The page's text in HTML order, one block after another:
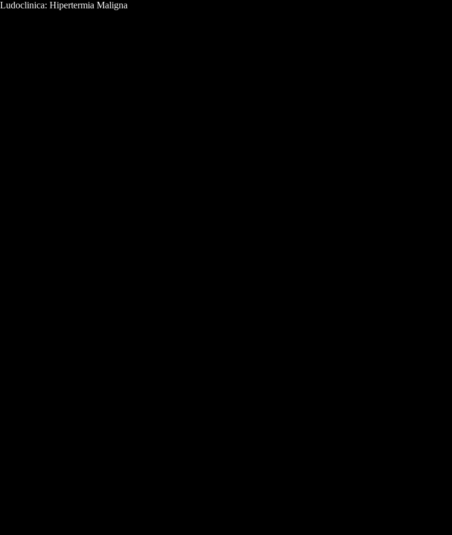
Ludoclinica: Hipertermia Maligna